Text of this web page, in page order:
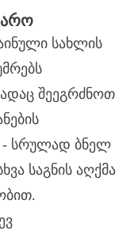
სახლის
შეეგრძნოთ
- სრულად ბნელ
საგნის აღქმა